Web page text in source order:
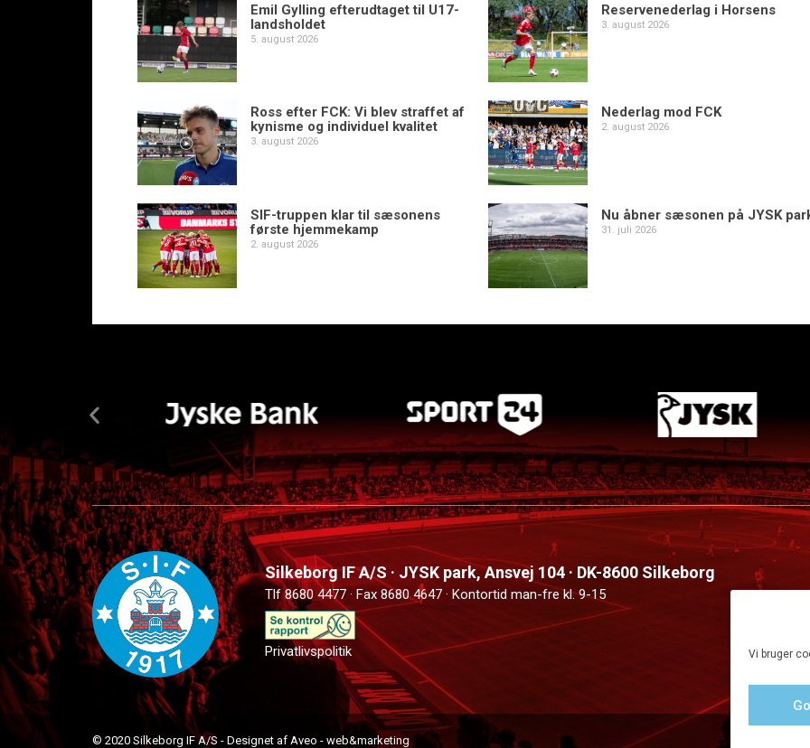
Vi bruger
Emil Gylling efterudtaget til U17-
landsholdet
5. august 2026
Reservenederlag i Horsens
3. august 2026
Ross efter FCK: Vi blev straffet af
kynisme og individuel kvalitet
3. august 2026
Nederlag mod FCK
2. august 2026
SIF-truppen klar til sæsonens
første hjemmekamp
2. august 2026
Nu åbner sæsonen på JYSK
31. juli 2026
Silkeborg IF A/S · JYSK park, Ansvej 104 · DK-8600 Silkeborg
Tlf 8680 4477 · Fax 8680 4647 · Kontortid man-fre kl. 9-15
Privatlivspolitik
© 2020 Silkeborg IF A/S - Designet af Aveo - web&marketing